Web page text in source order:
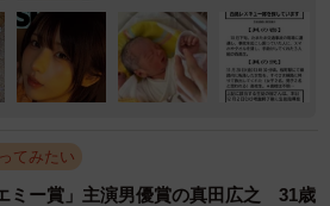
てみたい
ミー賞」主演男優賞の真田広之 31歳